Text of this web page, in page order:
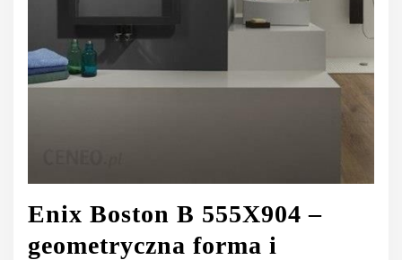
Enix Boston B 555X904 –
geometryczna forma i